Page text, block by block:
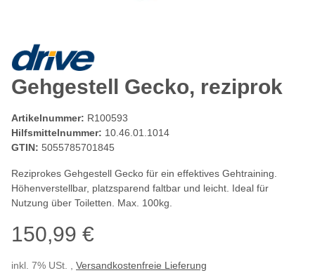
Gehgestell Gecko, reziprok
Artikelnummer: R100593
Hilfsmittelnummer: 10.46.01.1014
GTIN: 5055785701845
Reziprokes Gehgestell Gecko für ein effektives Gehtraining.
Höhenverstellbar, platzsparend faltbar und leicht. Ideal für
Nutzung über Toiletten. Max. 100kg.
150,99 €
inkl. 7% USt. , Versandkostenfreie Lieferung